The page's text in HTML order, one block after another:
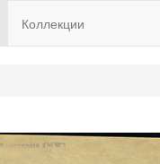
Коллекции